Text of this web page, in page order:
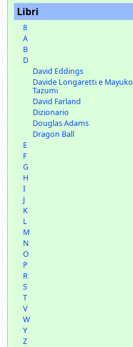
Libri
8
A
B
D
David Eddings
Davide Longaretti e Mayuko
Tazumi
David Farland
Dizionario
Douglas Adams
Dragon Ball
E
F
G
H
I
J
K
L
M
N
O
P
R
S
T
V
W
Y
Z